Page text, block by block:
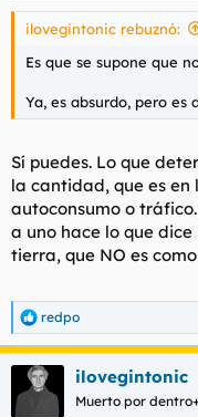
s
ilovegintonic rebuznó:
Es que se supone que
Ya, es absurdo, pero es
Sí puedes. Lo que
la cantidad, que es en
autoconsumo o
a uno hace lo que
tierra, que NO es
R
e
a
c
redpo
ilovegintonic
Muerto por